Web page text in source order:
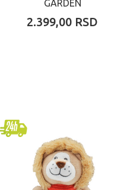
GARDEN
2.399,00 RSD